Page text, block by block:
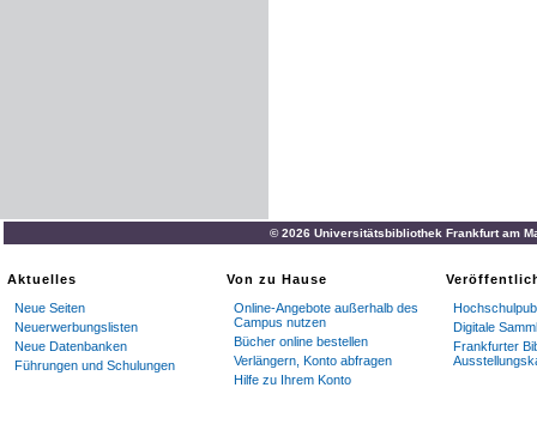
© 2026 Universitätsbibliothek Frankfurt am
Aktuelles
Neue Seiten
Neuerwerbungslisten
Neue Datenbanken
Führungen und Schulungen
Von zu Hause
Online-Angebote außerhalb des
Campus nutzen
Bücher online bestellen
Verlängern, Konto abfragen
Hilfe zu Ihrem Konto
Digitale
Frankfurter